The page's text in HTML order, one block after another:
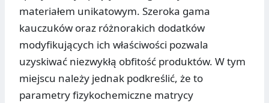
materiałem unikatowym. Szeroka gama
kauczuków oraz różnorakich dodatków
modyfikujących ich właściwości pozwala
uzyskiwać niezwykłą obfitość produktów. W tym
miejscu należy jednak podkreślić, że to
parametry fizykochemiczne matrycy